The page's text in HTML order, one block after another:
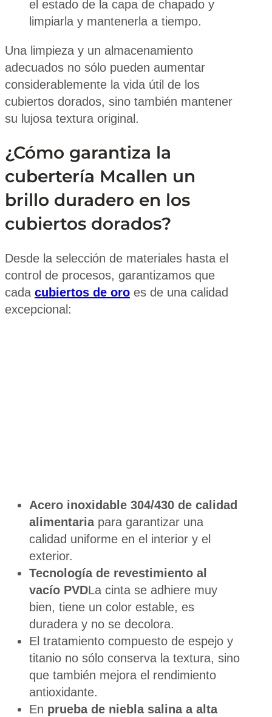
el estado de la capa de chapado y
limpiarla y mantenerla a tiempo.
Una limpieza y un almacenamiento
adecuados no sólo pueden aumentar
considerablemente la vida útil de los
cubiertos dorados, sino también mantener
su lujosa textura original.
¿Cómo garantiza la
cubertería Mcallen un
brillo duradero en los
cubiertos dorados?
Desde la selección de materiales hasta el
control de procesos, garantizamos que
cada cubiertos de oro es de una calidad
excepcional:
Acero inoxidable 304/430 de calidad
alimentaria para garantizar una
calidad uniforme en el interior y el
exterior.
Tecnología de revestimiento al
vacío PVDLa cinta se adhiere muy
bien, tiene un color estable, es
duradera y no se decolora.
El tratamiento compuesto de espejo y
titanio no sólo conserva la textura, sino
que también mejora el rendimiento
antioxidante.
En prueba de niebla salina a alta